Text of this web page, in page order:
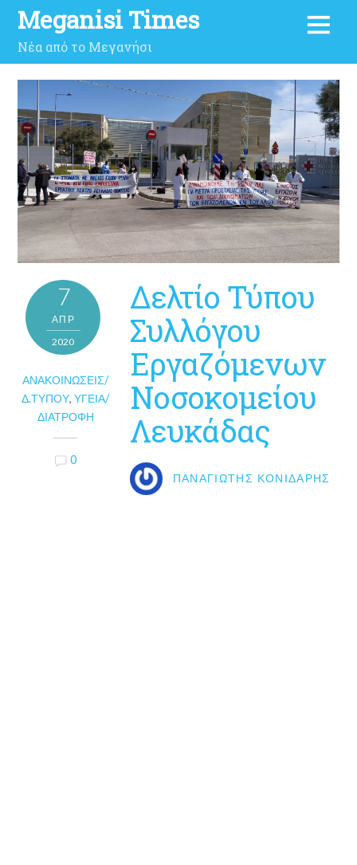
Meganisi Times
Νέα από το Μεγανήσι
7
ΑΠΡ
2020
ΑΝΑΚΟΙΝΏΣΕΙΣ/
Δ.ΤΎΠΟΥ,ΥΓΕΊΑ/
ΔΙΑΤΡΟΦΉ
0
Δελτίο Τύπου
Συλλόγου
Εργαζόμενων
Νοσοκομείου
Λευκάδας
ΠΑΝΑΓΙΏΤΗΣ ΚΟΝΙΔΆΡΗΣ